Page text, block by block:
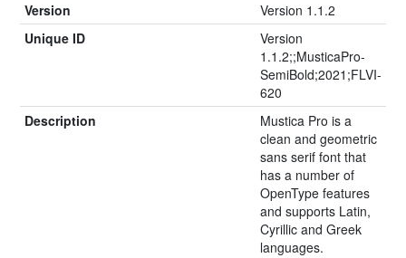
Version
Version 1.1.2
Unique ID
Version
1.1.2;;MusticaPro-
SemiBold;2021;FLVI-
620
Description
Mustica Pro is a
clean and geometric
sans serif font that
has a number of
OpenType features
and supports Latin,
Cyrillic and Greek
languages.